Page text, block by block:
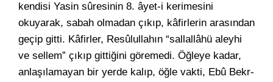
kendisi Yasin sûresinin 8. âyet-i kerimesini
okuyarak, sabah olmadan çıkıp, kâfirlerin arasından
geçip gitti. Kâfirler, Resûlullahın “sallallâhü aleyhi
ve sellem” çıkıp gittiğini göremedi. Öğleye kadar,
anlaşılamayan bir yerde kalıp, öğle vakti, Ebû Bekr-